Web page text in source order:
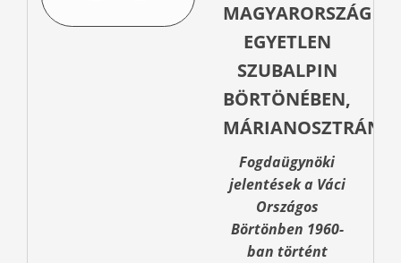
MAGYARORSZÁG
EGYETLEN
SZUBALPIN
BÖRTÖNÉBEN,
MÁRIANOSZTRÁN”
Fogdaügynöki
jelentések a Váci
Országos
Börtönben 1960-
ban történt